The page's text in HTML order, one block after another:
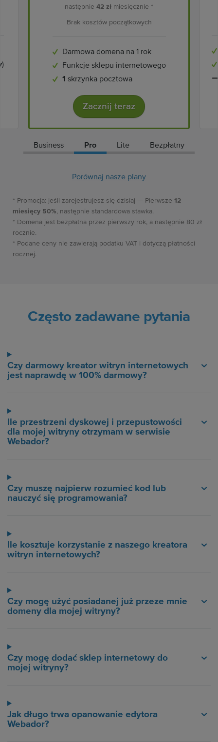
)
następnie 42 zł miesięcznie *
Brak kosztów początkowych
Darmowa domena na 1 rok
Funkcje sklepu internetowego
1 skrzynka pocztowa
Zacznij teraz
Business Pro Lite Bezpłatny
Porównaj nasze plany
* Promocja: jeśli zarejestrujesz się dzisiaj — Pierwsze 12
miesięcy 50%, następnie standardowa stawka.
* Domena jest bezpłatna przez pierwszy rok, a następnie 80 zł
rocznie.
* Podane ceny nie zawierają podatku VAT i dotyczą płatności
rocznej.
Często zadawane pytania
Czy darmowy kreator witryn internetowych
jest naprawdę w 100% darmowy?
Ile przestrzeni dyskowej i przepustowości
dla mojej witryny otrzymam w serwisie
Webador?
Czy muszę najpierw rozumieć kod lub
nauczyć się programowania?
Ile kosztuje korzystanie z naszego kreatora
witryn internetowych?
Czy mogę użyć posiadanej już przeze mnie
domeny dla mojej witryny?
Czy mogę dodać sklep internetowy do
mojej witryny?
Jak długo trwa opanowanie edytora
Webador?